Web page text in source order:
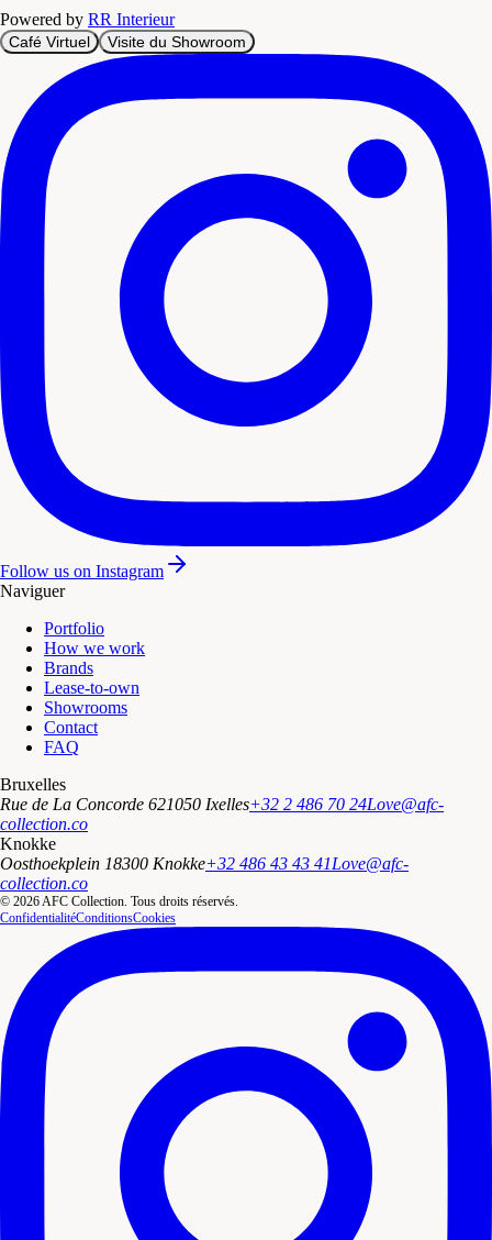
Powered by RR Interieur
Café Virtuel Visite du Showroom
Follow us on Instagram
Naviguer
Portfolio
How we work
Brands
Lease-to-own
Showrooms
Contact
FAQ
Bruxelles
Rue de La Concorde 621050 Ixelles+32 2 486 70 24Love@afc-
collection.co
Knokke
Oosthoekplein 18300 Knokke+32 486 43 43 41Love@afc-
collection.co
© 2026 AFC Collection. Tous droits réservés.
ConfidentialitéConditionsCookies